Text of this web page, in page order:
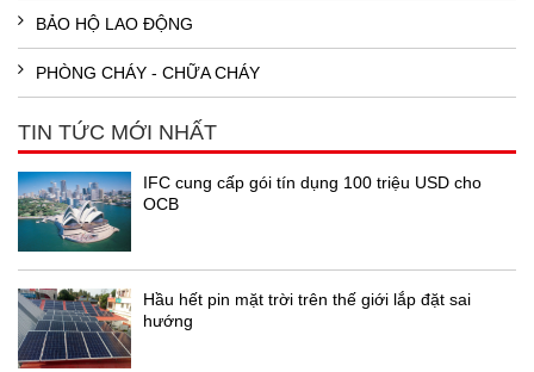
BẢO HỘ LAO ĐỘNG
PHÒNG CHÁY - CHỮA CHÁY
TIN TỨC MỚI NHẤT
IFC cung cấp gói tín dụng 100 triệu USD cho
OCB
Hầu hết pin mặt trời trên thế giới lắp đặt sai
hướng